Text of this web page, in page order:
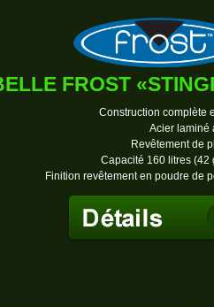
FROST
Construction complète
Acier laminé
Revêtement de
Capacité 160 litres (42
Finition revêtement en poudre de